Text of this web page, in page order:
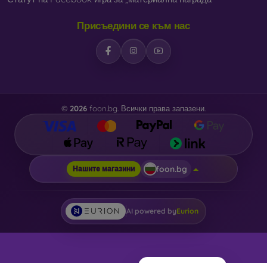
Присъедини се към нас
© 2026 foon.bg. Всички права запазени.
Нашите магазини foon.bg
AI powered byEurion